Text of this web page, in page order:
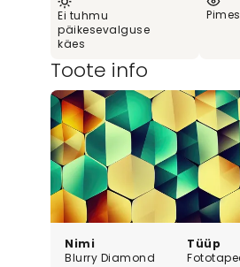
Ei tuhmu
päikesevalguse
käes
Toote info
Nimi
Blurry Diamond
Tüüp